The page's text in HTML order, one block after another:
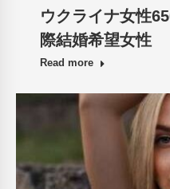
ウクライナ女性
際結婚希望女性
Read more